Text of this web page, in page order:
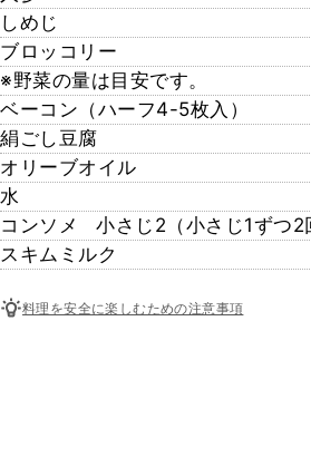
しめじ
ブロッコリー
※野菜の量は目安です。
ベーコン（ハーフ4-5枚入）
絹ごし豆腐
オリーブオイル
水
コンソメ
小さじ2（小さじ1ずつ2
スキムミルク
料理を安全に楽しむための注意事項